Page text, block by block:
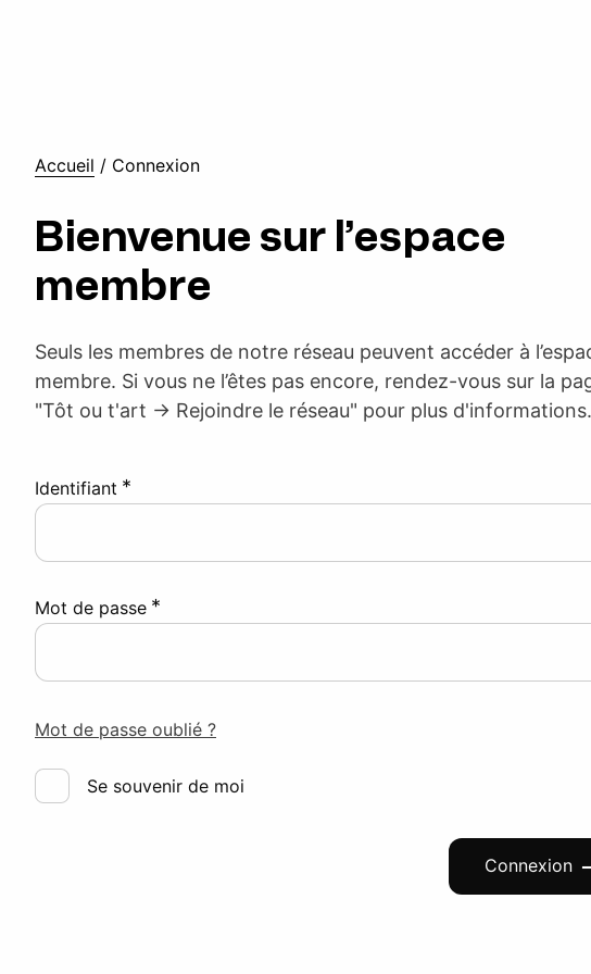
Accueil / Connexion
Bienvenue sur l’espace
membre
Seuls les membres de notre réseau peuvent accéder à
membre. Si vous ne l’êtes pas encore, rendez-vous sur la
"Tôt ou t'art -> Rejoindre le réseau" pour plus d'informations.
Identifiant *
Mot de passe *
Mot de passe oublié ?
Se souvenir de moi
Connexion